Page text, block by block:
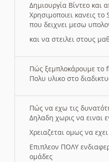
Δημιουργία Βίντεο και
Χρησιμοποιει κανεις
που δειχνει μεσω
και να στειλει στους
Πώς ξεμπλοκάρουμε το
Πολυ υλικο στο
Πώς να εχω τις
Δηλαδη χωρις να ειναι
Χρειαζεται ομως να
Επιπλεον ΠΟΛΥ
ομάδες